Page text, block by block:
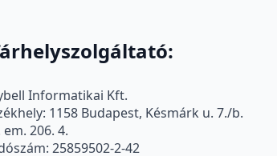
Informatikai Kft.
1158 Budapest, Késmárk u. 7./b.
em. 206. 4.
25859502-2-42